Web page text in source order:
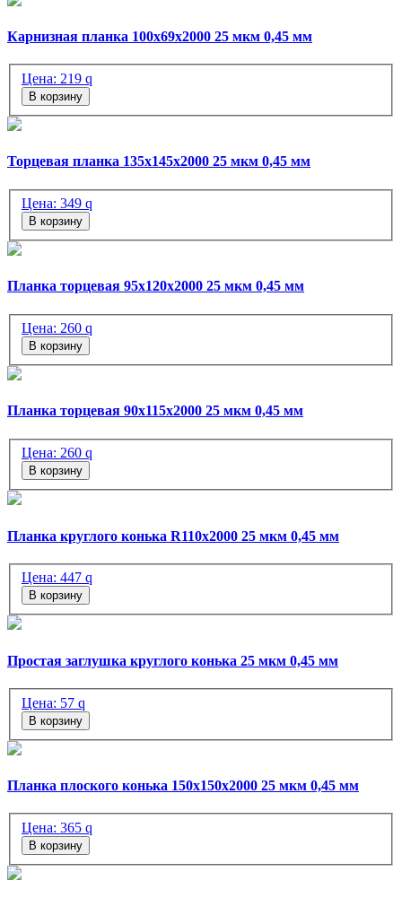
Карнизная планка 100х69х2000 25 мкм 0,45 мм
Цена: 219 q
В корзину
Торцевая планка 135х145х2000 25 мкм 0,45 мм
Цена: 349 q
В корзину
Планка торцевая 95х120х2000 25 мкм 0,45 мм
Цена: 260 q
В корзину
Планка торцевая 90х115х2000 25 мкм 0,45 мм
Цена: 260 q
В корзину
Планка круглого конька R110х2000 25 мкм 0,45 мм
Цена: 447 q
В корзину
Простая заглушка круглого конька 25 мкм 0,45 мм
Цена: 57 q
В корзину
Планка плоского конька 150х150х2000 25 мкм 0,45 мм
Цена: 365 q
В корзину